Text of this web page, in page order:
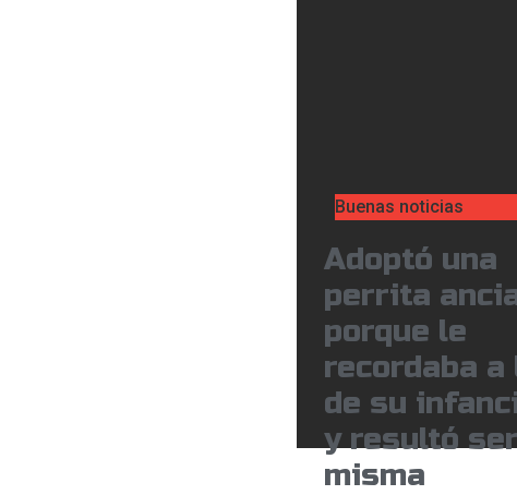
Buenas noticias
Adoptó una
perrita
porque le
recordaba a
de su
y resultó
misma